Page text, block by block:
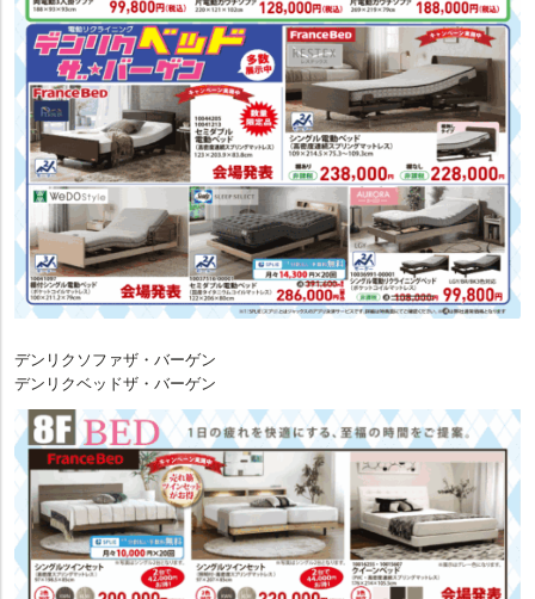
デンリクソファザ・バーゲン
デンリクベッドザ・バーゲン